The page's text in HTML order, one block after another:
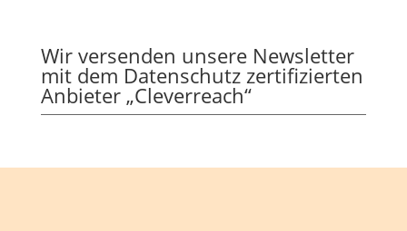
Wir versenden unsere Newsletter
mit dem Datenschutz zertifizierten
Anbieter „Cleverreach“